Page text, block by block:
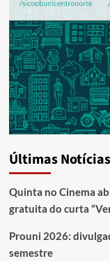
Últimas Notícias
Quinta no Cinema
gratuita do curta
Prouni 2026:
semestre